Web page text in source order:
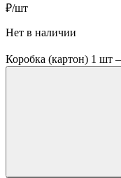
₽/шт
Нет в наличии
Коробка (картон) 1 шт